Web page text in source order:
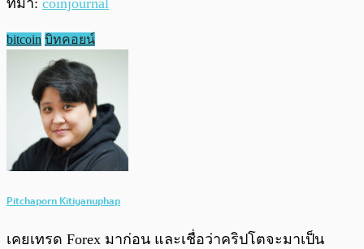
bitcoin บิทคอยน์
Pitchaporn Kitiyanuphap
เคยเทรด Forex มาก่อน และเชื่อว่าคริปโตจะมาเป็น